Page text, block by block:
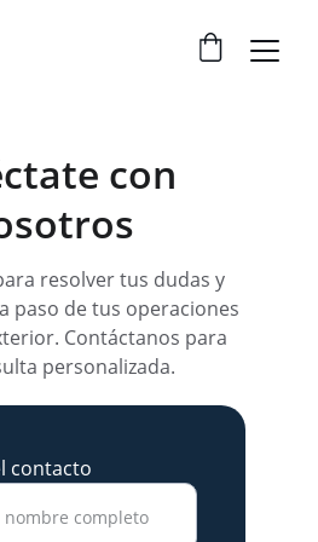
con
contacto
resolver tus dudas y
paso de tus operaciones
Contáctanos para
personalizada.